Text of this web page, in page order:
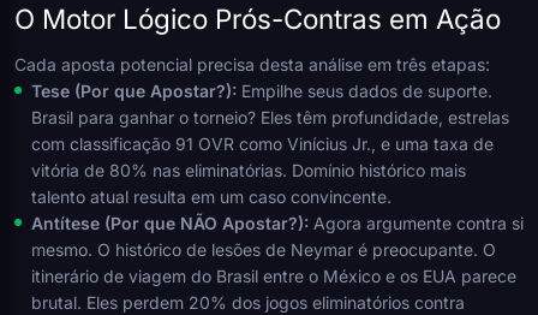
O Motor Lógico Prós-Contras em Ação
Cada aposta potencial precisa desta análise em três etapas:
Tese (Por que Apostar?): Empilhe seus dados de suporte.
Brasil para ganhar o torneio? Eles têm profundidade, estrelas
com classificação 91 OVR como Vinícius Jr., e uma taxa de
vitória de 80% nas eliminatórias. Domínio histórico mais
talento atual resulta em um caso convincente.
Antítese (Por que NÃO Apostar?): Agora argumente contra si
mesmo. O histórico de lesões de Neymar é preocupante. O
itinerário de viagem do Brasil entre o México e os EUA parece
brutal. Eles perdem 20% dos jogos eliminatórios contra